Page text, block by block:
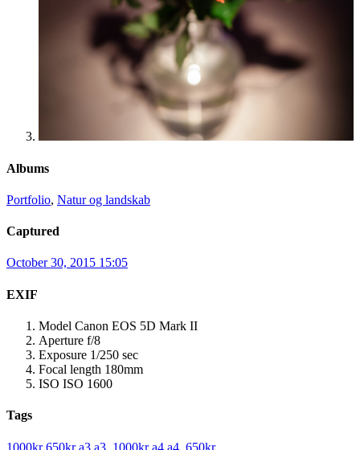
Albums
Portfolio, Natur og landskab
Captured
October 30, 2015 15:05
EXIF
Model Canon EOS 5D Mark II
Aperture f/8
Exposure 1/250 sec
Focal length 180mm
ISO ISO 1600
Tags
1000kr 650kr a3 a3_1000kr a4 a4_650kr